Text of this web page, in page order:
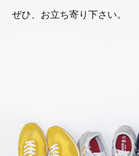
ぜひ、お立ち寄り下さい。